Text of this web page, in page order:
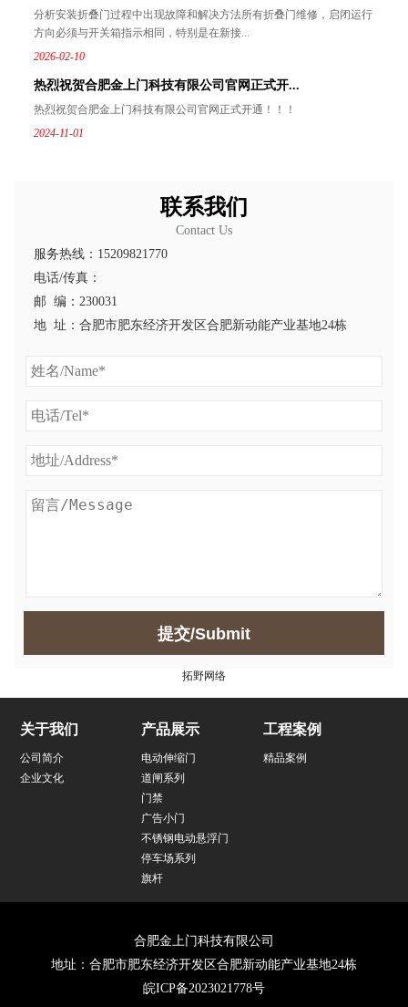
分析安装折叠门过程中出现故障和解决方法所有折叠门维修，启闭运行
方向必须与开关箱指示相同，特别是在新接...
2026-02-10
热烈祝贺合肥金上门科技有限公司官网正式开...
热烈祝贺合肥金上门科技有限公司官网正式开通！！！
2024-11-01
联系我们
Contact Us
服务热线：15209821770
电话/传真：
邮 编：230031
地 址：合肥市肥东经济开发区合肥新动能产业基地24栋
提交/Submit
拓野网络
关于我们
公司简介
企业文化
产品展示
电动伸缩门
道闸系列
门禁
广告小门
不锈钢电动悬浮门
停车场系列
旗杆
工程案例
精品案例
合肥金上门科技有限公司
地址：合肥市肥东经济开发区合肥新动能产业基地24栋
皖ICP备2023021778号